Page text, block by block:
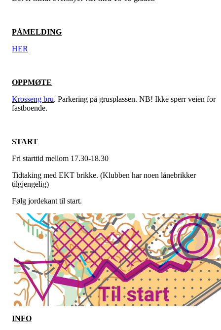
PÅMELDING
HER
OPPMØTE
Krosseng bru. Parkering på grusplassen. NB! Ikke sperr veien for
fastboende.
START
Fri starttid mellom 17.30-18.30
Tidtaking med EKT brikke. (Klubben har noen lånebrikker
tilgjengelig)
Følg jordekant til start.
INFO